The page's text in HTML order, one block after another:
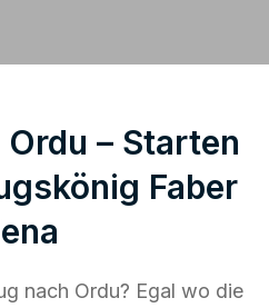
– Starten
Faber
nach Ordu? Egal wo die